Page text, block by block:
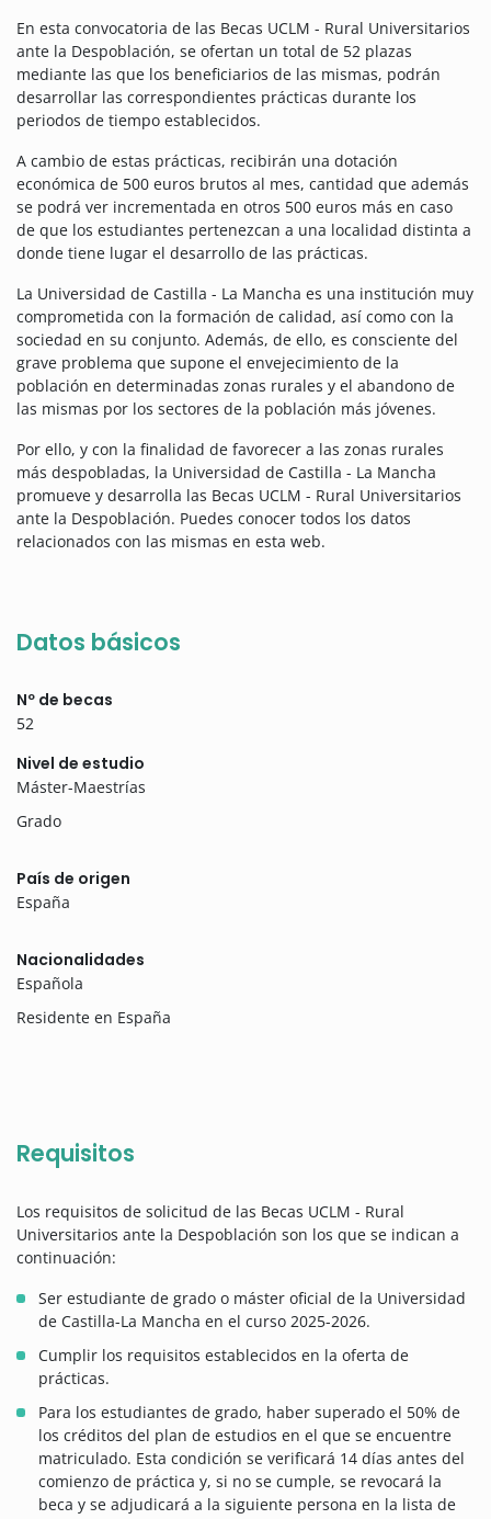
En esta convocatoria de las Becas UCLM - Rural Universitarios
ante la Despoblación, se ofertan un total de 52 plazas
mediante las que los beneficiarios de las mismas, podrán
desarrollar las correspondientes prácticas durante los
periodos de tiempo establecidos.
A cambio de estas prácticas, recibirán una dotación
económica de 500 euros brutos al mes, cantidad que además
se podrá ver incrementada en otros 500 euros más en caso
de que los estudiantes pertenezcan a una localidad distinta a
donde tiene lugar el desarrollo de las prácticas.
La Universidad de Castilla - La Mancha es una institución muy
comprometida con la formación de calidad, así como con la
sociedad en su conjunto. Además, de ello, es consciente del
grave problema que supone el envejecimiento de la
población en determinadas zonas rurales y el abandono de
las mismas por los sectores de la población más jóvenes.
Por ello, y con la finalidad de favorecer a las zonas rurales
más despobladas, la Universidad de Castilla - La Mancha
promueve y desarrolla las Becas UCLM - Rural Universitarios
ante la Despoblación. Puedes conocer todos los datos
relacionados con las mismas en esta web.
Datos básicos
Nº de becas
52
Nivel de estudio
Máster-Maestrías
Grado
País de origen
España
Nacionalidades
Española
Residente en España
Requisitos
Los requisitos de solicitud de las Becas UCLM - Rural
Universitarios ante la Despoblación son los que se indican a
continuación:
Ser estudiante de grado o máster oficial de la Universidad
de Castilla-La Mancha en el curso 2025-2026.
Cumplir los requisitos establecidos en la oferta de
prácticas.
Para los estudiantes de grado, haber superado el 50% de
los créditos del plan de estudios en el que se encuentre
matriculado. Esta condición se verificará 14 días antes del
comienzo de práctica y, si no se cumple, se revocará la
beca y se adjudicará a la siguiente persona en la lista de